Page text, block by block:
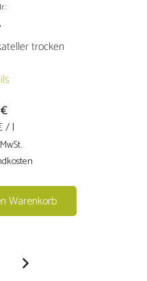
trocken
€
/ l
Warenkorb